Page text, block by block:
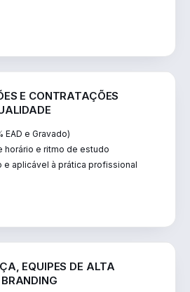
E CONTRATAÇÕES
EAD e Gravado)
horário e ritmo de estudo
e aplicável à prática profissional
EQUIPES DE ALTA